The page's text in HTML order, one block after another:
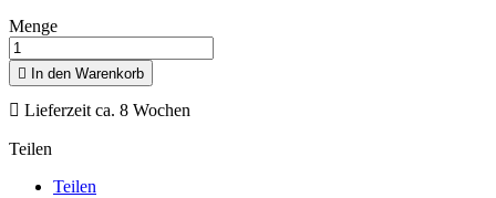
Menge
 In den Warenkorb
 Lieferzeit ca. 8 Wochen
Teilen
Teilen